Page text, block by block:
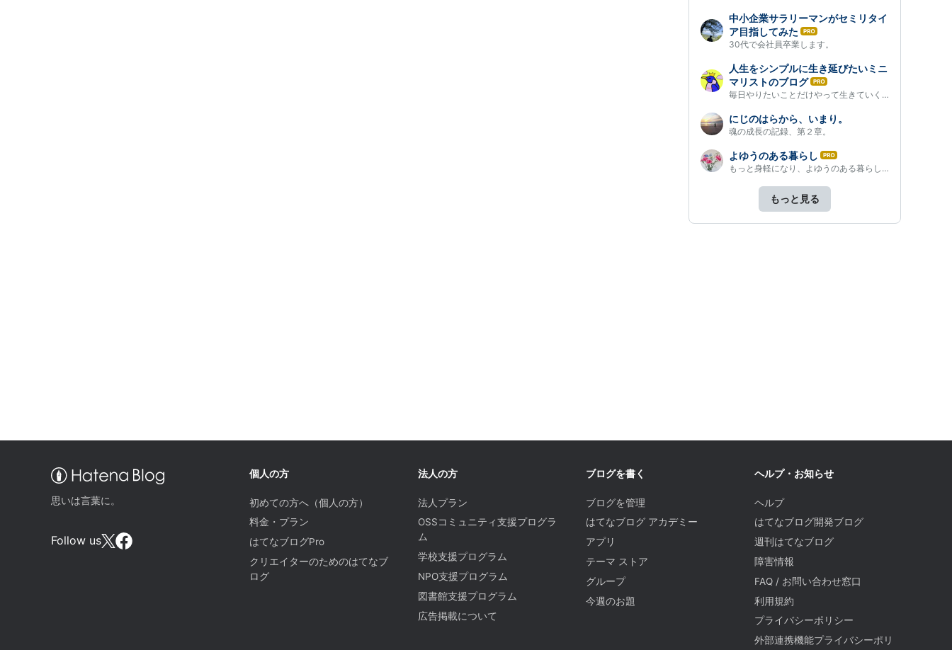
中小企業サラリーマンがセミリタイ
ア目指してみた は
て
ブ
ロ
グ
Pro
30代で会社員卒業します。
人生をシンプルに生き延びたいミニ
マリストのブログは
て
ブ
ロ
グ
Pro
毎日やりたいことだけやって生きていく。ミニマリズムな生き方・考…
にじのはらから、いまり。
魂の成長の記録、第２章。
よゆうのある暮らし は
て
な
ロ
グ
もっと身軽になり、よゆうのある暮らしを目指します。
もっと見る
思いは言葉に。
Follow us
個人の方
初めての方へ（個人の方）
料金・プラン
はてなブログPro
クリエイターのためのはてなブ
ログ
法人の方
法人プラン
OSSコミュニティ支援プログラ
ム
学校支援プログラム
NPO支援プログラム
図書館支援プログラム
広告掲載について
ブログを書く
ブログを管理
はてなブログ アカデミー
アプリ
テーマ ストア
グループ
今週のお題
ヘルプ・お知らせ
ヘルプ
はてなブログ開発ブログ
週刊はてなブログ
障害情報
FAQ / お問い合わせ窓口
利用規約
プライバシーポリシー
外部連携機能プライバシーポリ